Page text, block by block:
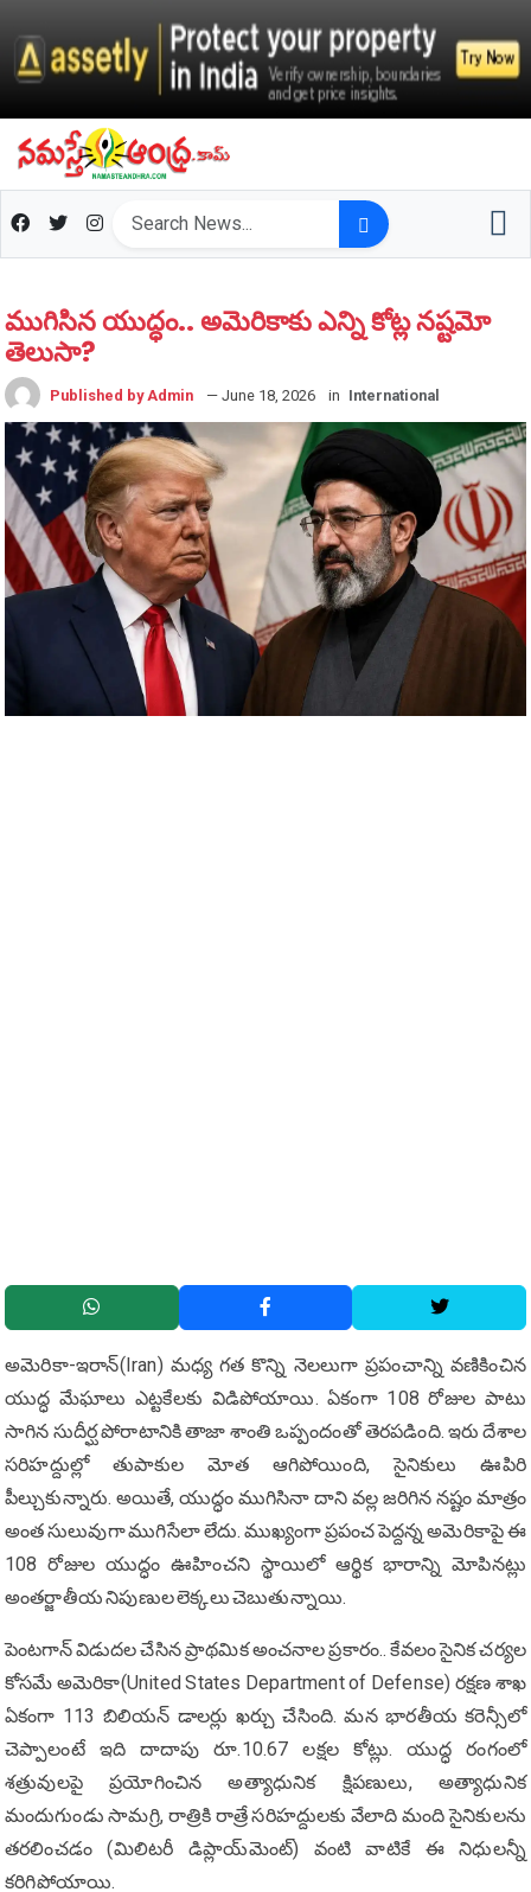
ముగిసిన యుద్ధం.. అమెరికాకు ఎన్ని కోట్ల న‌ష్ట‌మో
తెలుసా?
Published by Admin — June 18, 2026 in International
అమెరికా-ఇరాన్(Iran) మధ్య గత కొన్ని నెలలుగా ప్రపంచాన్ని వణికించిన
యుద్ధ మేఘాలు ఎట్టకేలకు విడిపోయాయి. ఏకంగా 108 రోజుల పాటు
సాగిన సుదీర్ఘ పోరాటానికి తాజా శాంతి ఒప్పందంతో తెరపడింది. ఇరు దేశాల
సరిహద్దుల్లో తుపాకుల మోత ఆగిపోయింది, సైనికులు ఊపిరి
పీల్చుకున్నారు. అయితే, యుద్ధం ముగిసినా దాని వల్ల జరిగిన నష్టం మాత్రం
అంత సులువుగా ముగిసేలా లేదు. ముఖ్యంగా ప్రపంచ పెద్దన్న అమెరికాపై ఈ
108 రోజుల యుద్ధం ఊహించని స్థాయిలో ఆర్థిక భారాన్ని మోపినట్లు
అంతర్జాతీయ నిపుణుల లెక్కలు చెబుతున్నాయి.
పెంటగాన్ విడుదల చేసిన ప్రాథమిక అంచనాల ప్రకారం.. కేవలం సైనిక చర్యల
కోసమే అమెరికా(United States Department of Defense) రక్షణ శాఖ
ఏకంగా 113 బిలియన్ డాలర్లు ఖర్చు చేసింది. మన భారతీయ కరెన్సీలో
చెప్పాలంటే ఇది దాదాపు రూ.10.67 లక్షల కోట్లు. యుద్ధ రంగంలో
శత్రువులపై ప్రయోగించిన అత్యాధునిక క్షిపణులు, అత్యాధునిక
మందుగుండు సామగ్రి, రాత్రికి రాత్రే సరిహద్దులకు వేలాది మంది సైనికులను
తరలించడం (మిలిటరీ డిప్లాయ్‌మెంట్) వంటి వాటికే ఈ నిధులన్నీ
కరిగిపోయాయి.